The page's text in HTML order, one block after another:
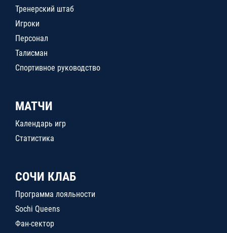
Тренерский штаб
Игроки
Персонал
Талисман
Спортивное руководство
МАТЧИ
Календарь игр
Статистика
СОЧИ КЛАБ
Программа лояльности
Sochi Queens
Фан-сектор